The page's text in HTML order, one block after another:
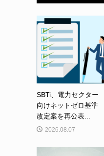
SBTi、電力セクター
向けネットゼロ基準
改定案を再公表...
2026.08.07